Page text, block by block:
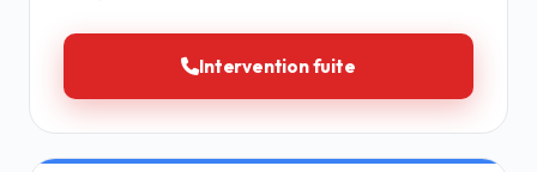
Intervention fuite